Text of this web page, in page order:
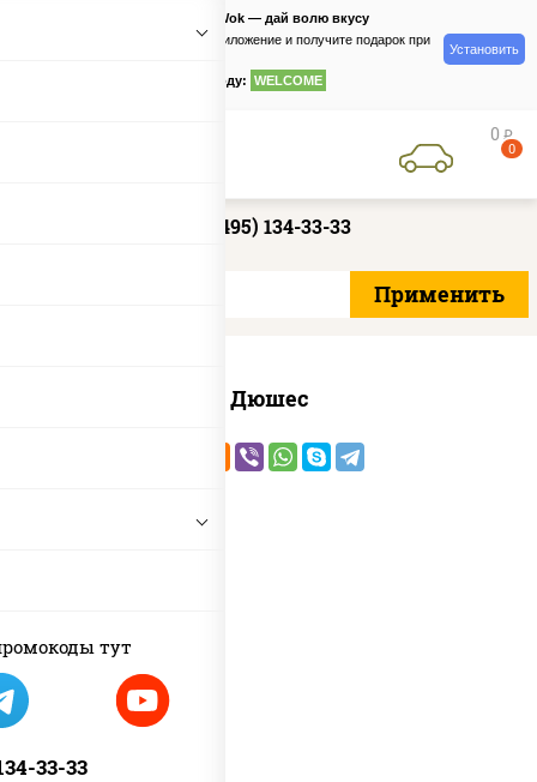
тут
33-33
PizzaSushiWok — дай волю вкусу
Скачайте приложение и получите подарок при
по промокоду: WELCOME
Установить
0 руб
0
+7 (495) 134-33-33
Дюшес